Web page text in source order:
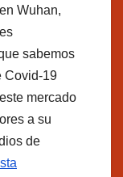
Wuhan,
sabemos
Covid-19
mercado
a su
de